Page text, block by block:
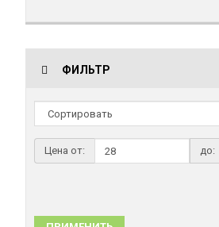
ФИЛЬТР
Цена от: до: